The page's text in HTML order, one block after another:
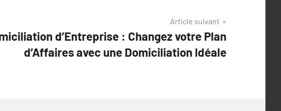
Article suivant
d’Entreprise : Changez votre Plan
d’Affaires avec une Domiciliation Idéale